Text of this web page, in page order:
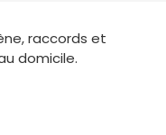
raccords et
domicile.